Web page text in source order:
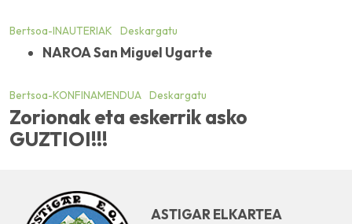
Bertsoa-INAUTERIAK Deskargatu
NAROA San Miguel Ugarte
Bertsoa-KONFINAMENDUA Deskargatu
Zorionak eta eskerrik asko
GUZTIOI!!!
ASTIGAR ELKARTEA